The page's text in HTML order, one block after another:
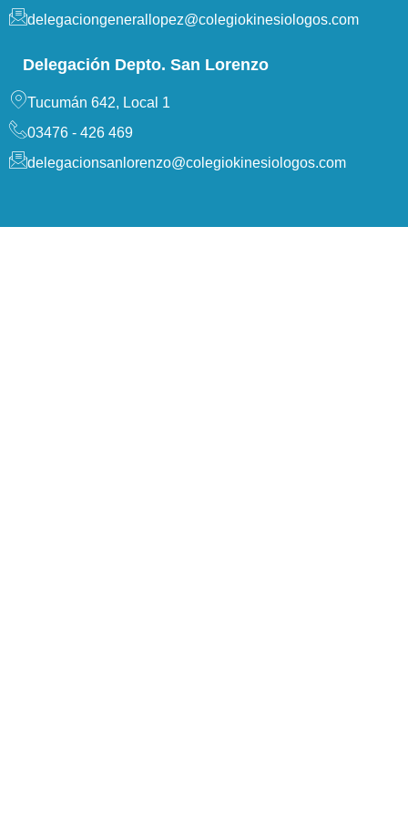
delegaciongenerallopez@colegiokinesiologos.com
Delegación Depto. San Lorenzo
Tucumán 642, Local 1
03476 - 426 469
delegacionsanlorenzo@colegiokinesiologos.com